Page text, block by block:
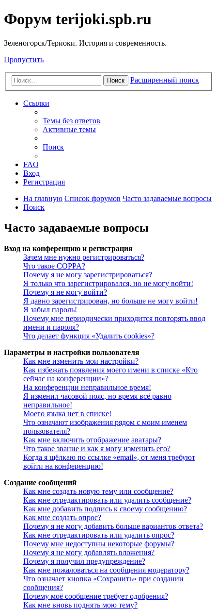
Форум terijoki.spb.ru
Зеленогорск/Териоки. История и современность.
Пропустить
Поиск Расширенный поиск
Ссылки
Темы без ответов
Активные темы
Поиск
FAQ
Вход
Регистрация
На главную Список форумов Часто задаваемые вопросы
Поиск
Часто задаваемые вопросы
Вход на конференцию и регистрация
Зачем мне нужно регистрироваться?
Что такое COPPA?
Почему я не могу зарегистрироваться?
Я только что зарегистрировался, но не могу войти!
Почему я не могу войти?
Я давно зарегистрирован, но больше не могу войти!
Я забыл пароль!
Почему мне периодически приходится повторять ввод
имени и пароля?
Что делает функция «Удалить cookies»?
Параметры и настройки пользователя
Как мне изменить мои настройки?
Как избежать появления моего имени в списке «Кто
сейчас на конференции»?
На конференции неправильное время!
Я изменил часовой пояс, но время всё равно
неправильное!
Моего языка нет в списке!
Что означают изображения рядом с моим именем
пользователя?
Как мне включить отображение аватары?
Что такое звание и как я могу изменить его?
Когда я щёлкаю по ссылке «email», от меня требуют
войти на конференцию!
Создание сообщений
Как мне создать новую тему или сообщение?
Как мне отредактировать или удалить сообщение?
Как мне добавить подпись к своему сообщению?
Как мне создать опрос?
Почему я не могу добавить больше вариантов ответа?
Как мне отредактировать или удалить опрос?
Почему мне недоступны некоторые форумы?
Почему я не могу добавлять вложения?
Почему я получил предупреждение?
Как мне пожаловаться на сообщения модератору?
Что означает кнопка «Сохранить» при создании
сообщения?
Почему моё сообщение требует одобрения?
Как мне вновь поднять мою тему?